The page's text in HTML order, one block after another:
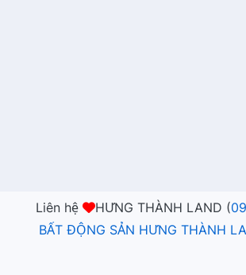
Liên hệ HƯNG THÀNH LAND (
BẤT ĐỘNG SẢN HƯNG THÀNH